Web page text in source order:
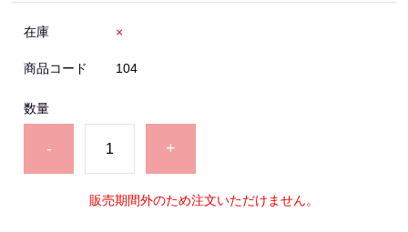
在庫 ×
商品コード 104
数量
- +
販売期間外のため注文いただけません。